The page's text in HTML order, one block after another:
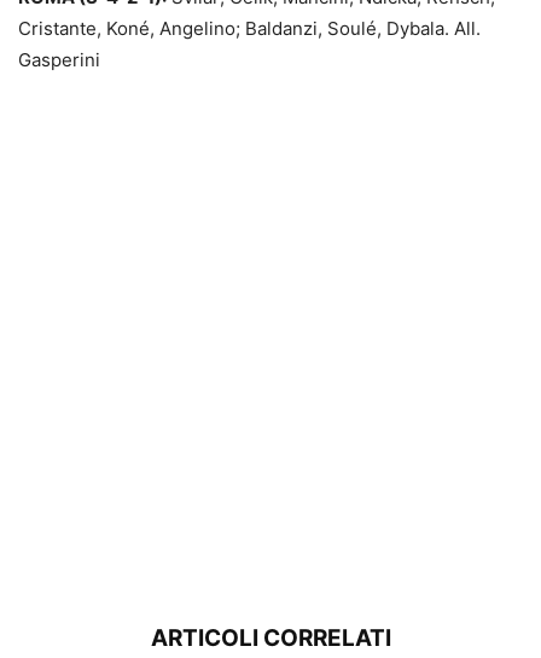
Cristante, Koné, Angelino; Baldanzi, Soulé, Dybala. All.
Gasperini
ARTICOLI CORRELATI